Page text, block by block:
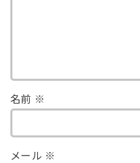
名前 ※
メール ※